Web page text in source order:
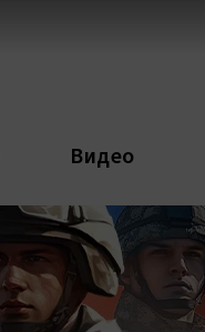
Видео